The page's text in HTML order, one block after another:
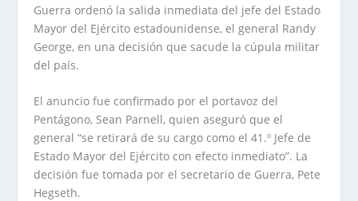
Guerra ordenó la salida inmediata del jefe del Estado
Mayor del Ejército estadounidense, el general Randy
George, en una decisión que sacude la cúpula militar
del país.
El anuncio fue confirmado por el portavoz del
Pentágono, Sean Parnell, quien aseguró que el
general “se retirará de su cargo como el 41.º Jefe de
Estado Mayor del Ejército con efecto inmediato”. La
decisión fue tomada por el secretario de Guerra, Pete
Hegseth.